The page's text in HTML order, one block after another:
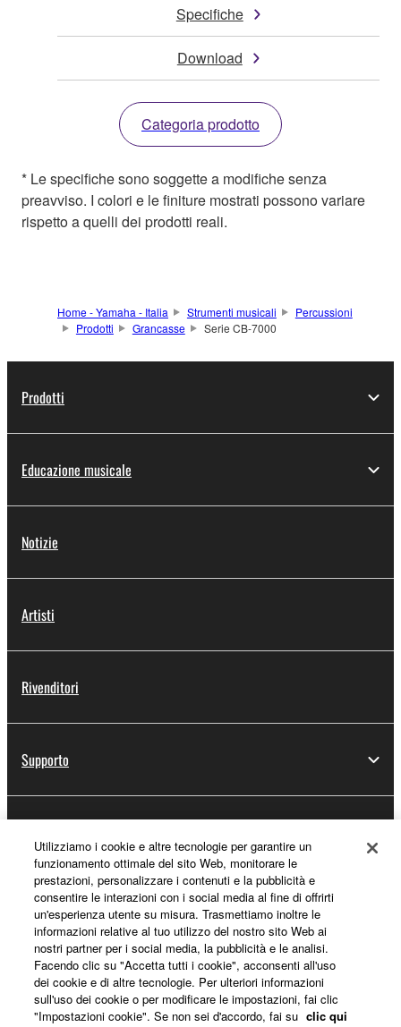
Specifiche
Download
Categoria prodotto
* Le specifiche sono soggette a modifiche senza
preavviso. I colori e le finiture mostrati possono variare
rispetto a quelli dei prodotti reali.
Home - Yamaha - Italia Strumenti musicali
Percussioni
Prodotti
Grancasse Serie CB-7000
Prodotti
Educazione musicale
Notizie
Artisti
Rivenditori
Supporto
Informazioni su Yamaha
Italia - Italian
Affari
Utilizziamo i cookie e altre tecnologie per garantire un
funzionamento ottimale del sito Web, monitorare le
prestazioni, personalizzare i contenuti e la pubblicità e
consentire le interazioni con i social media al fine di offrirti
un'esperienza utente su misura. Trasmettiamo inoltre le
informazioni relative al tuo utilizzo del nostro sito Web ai
nostri partner per i social media, la pubblicità e le analisi.
Facendo clic su "Accetta tutti i cookie", acconsenti all'uso
dei cookie e di altre tecnologie. Per ulteriori informazioni
sull'uso dei cookie o per modificare le impostazioni, fai clic
"Impostazioni cookie". Se non sei d'accordo, fai su clic qui